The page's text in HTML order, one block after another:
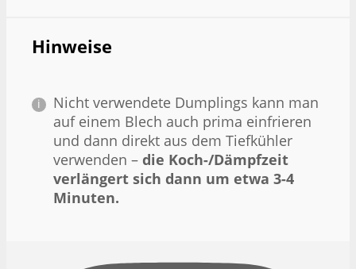
Hinweise
Nicht verwendete Dumplings kann man
auf einem Blech auch prima einfrieren
und dann direkt aus dem Tiefkühler
verwenden – die Koch-/Dämpfzeit
verlängert sich dann um etwa 3-4
Minuten.